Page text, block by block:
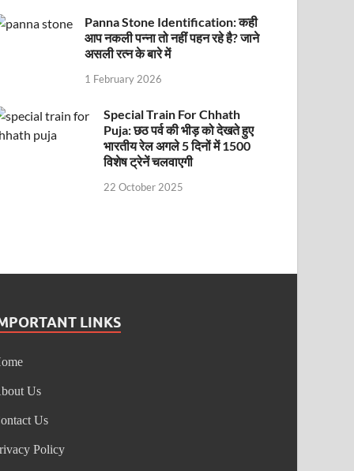
Panna Stone Identification: कही
आप नकली पन्ना तो नहीं पहन रहे है? जाने
असली रत्न के बारे में
1 February 2026
Special Train For Chhath
Puja: छठ पर्व की भीड़ को देखते हुए
भारतीय रेल अगले 5 दिनों में 1500
विशेष ट्रेनें चलवाएगी
22 October 2025
LINKS
Us
Us
Policy